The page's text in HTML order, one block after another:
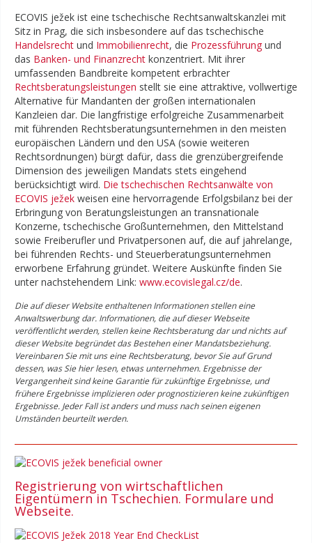
ECOVIS ježek ist eine tschechische Rechtsanwaltskanzlei mit
Sitz in Prag, die sich insbesondere auf das tschechische
Handelsrecht und Immobilienrecht, die Prozessführung und
das Banken- und Finanzrecht konzentriert. Mit ihrer
umfassenden Bandbreite kompetent erbrachter
Rechtsberatungsleistungen stellt sie eine attraktive, vollwertige
Alternative für Mandanten der großen internationalen
Kanzleien dar. Die langfristige erfolgreiche Zusammenarbeit
mit führenden Rechtsberatungsunternehmen in den meisten
europäischen Ländern und den USA (sowie weiteren
Rechtsordnungen) bürgt dafür, dass die grenzübergreifende
Dimension des jeweiligen Mandats stets eingehend
berücksichtigt wird. Die tschechischen Rechtsanwälte von
ECOVIS ježek weisen eine hervorragende Erfolgsbilanz bei der
Erbringung von Beratungsleistungen an transnationale
Konzerne, tschechische Großunternehmen, den Mittelstand
sowie Freiberufler und Privatpersonen auf, die auf jahrelange,
bei führenden Rechts- und Steuerberatungsunternehmen
erworbene Erfahrung gründet. Weitere Auskünfte finden Sie
unter nachstehendem Link: www.ecovislegal.cz/de.
Die auf dieser Website enthaltenen Informationen stellen eine
Anwaltswerbung dar. Informationen, die auf dieser Webseite
veröffentlicht werden, stellen keine Rechtsberatung dar und nichts auf
dieser Website begründet das Bestehen einer Mandatsbeziehung.
Vereinbaren Sie mit uns eine Rechtsberatung, bevor Sie auf Grund
dessen, was Sie hier lesen, etwas unternehmen. Ergebnisse der
Vergangenheit sind keine Garantie für zukünftige Ergebnisse, und
frühere Ergebnisse implizieren oder prognostizieren keine zukünftigen
Ergebnisse. Jeder Fall ist anders und muss nach seinen eigenen
Umständen beurteilt werden.
Registrierung von wirtschaftlichen
Eigentümern in Tschechien. Formulare und
Webseite.